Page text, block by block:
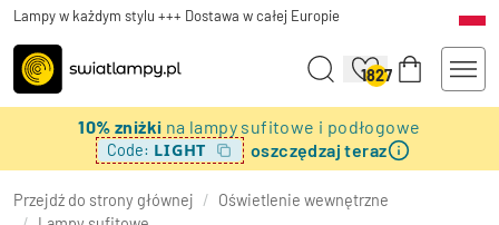
Lampy w każdym stylu +++ Dostawa w całej Europie
1827
10% zniżki na lampy sufitowe i podłogowe
Code: LIGHT oszczędzaj teraz
Przejdź do strony głównej / Oświetlenie wewnętrzne